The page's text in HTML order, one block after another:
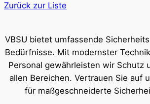
Zurück zur Liste
VBSU bietet umfassende
Bedürfnisse. Mit modernster
Personal gewährleisten wir Schutz
allen Bereichen. Vertrauen Sie auf
für maßgeschneiderte